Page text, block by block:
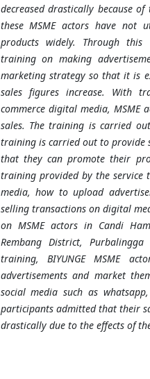
decreased drastically because
these MSME actors have not
products widely. Through this
training on making
marketing strategy so that it is
sales figures increase. With
commerce digital media, MSME
sales. The training is carried
training is carried out to provide
that they can promote their
training provided by the service
media, how to upload
selling transactions on digital
on MSME actors in Candi
Rembang District,
training, BIYUNGE MSME
advertisements and market
social media such as
participants admitted that their
drastically due to the effects of